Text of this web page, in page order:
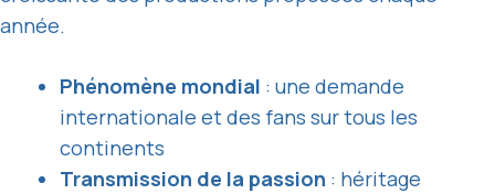
année.
Phénomène mondial : une demande
internationale et des fans sur tous les
continents
Transmission de la passion : héritage